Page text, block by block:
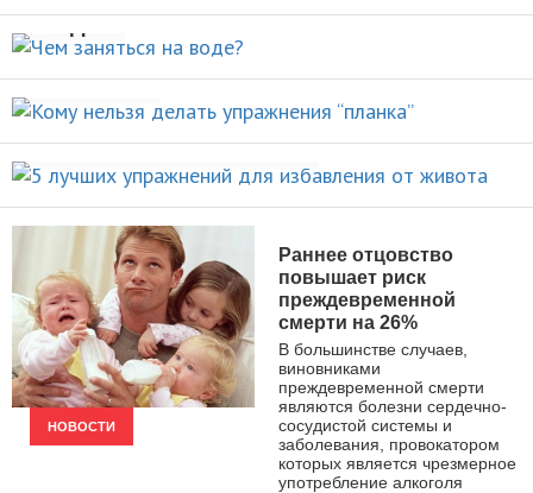
НОВОСТИ
воде?
ВИДЫ СПОРТА
Кому нельзя делать упражнения
“планка”
НОВОСТИ
5 лучших упражнений для
избавления от живота
ПОХУДЕНИЕ
НОВОСТИ
Раннее отцовство
повышает риск
преждевременной
смерти на 26%
В большинстве случаев,
виновниками
преждевременной смерти
являются болезни сердечно-
сосудистой системы и
заболевания, провокатором
которых является чрезмерное
употребление алкоголя